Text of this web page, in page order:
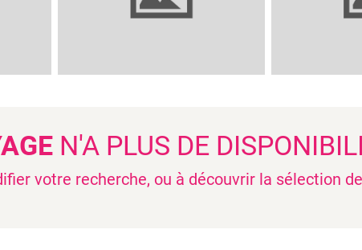
N'A PLUS DE
votre recherche, ou à découvrir la sélection